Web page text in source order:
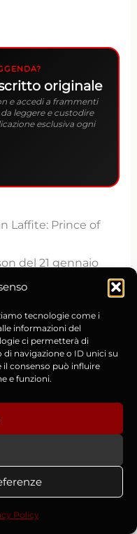
tecnologie come i
informazioni del
ci permetterà di
navigazione o ID unici su
consenso può influire
e funzioni.
Policy
originale
e accedi a frammenti
leggere e custodire
esclusiva ogni
Laffite: Prince of
del 21 gennaio
of the Louisiana
Magnaghi↩︎